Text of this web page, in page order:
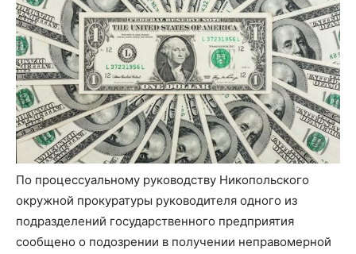
По процессуальному руководству Никопольского
окружной прокуратуры руководителя одного из
подразделений государственного предприятия
сообщено о подозрении в получении неправомерной